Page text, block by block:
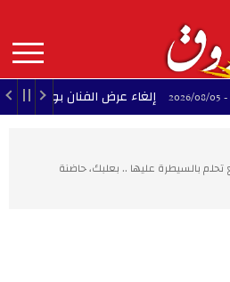
contenu
principal
MAIN
NAVIGATION
إلغاء عرض الفنان بودشار ضمن
بالسيطرة عليها .. بعلبك، حاضنة